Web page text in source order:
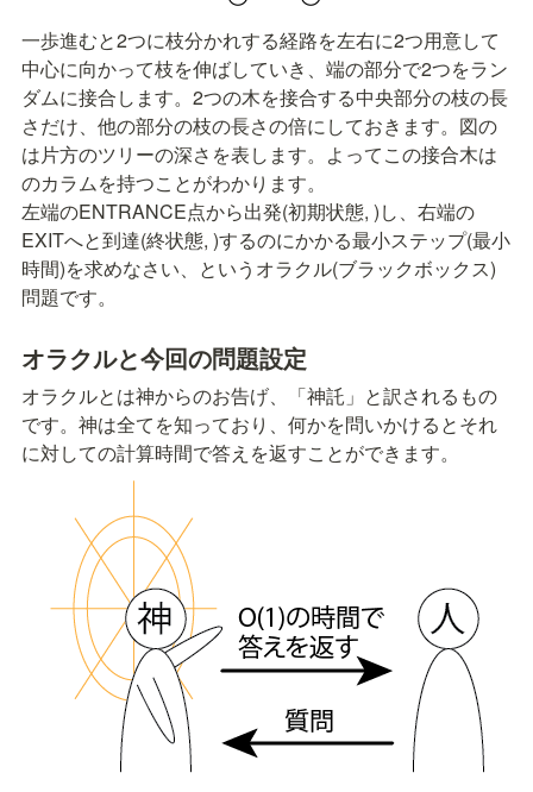
一歩進むと2つに枝分かれする経路を左右に2つ用意して
中心に向かって枝を伸ばしていき、端の部分で2つをラン
ダムに接合します。2つの木を接合する中央部分の枝の長
さだけ、他の部分の枝の長さの倍にしておきます。図の
は片方のツリーの深さを表します。よってこの接合木は
のカラムを持つことがわかります。
左端のENTRANCE点から出発(初期状態, )し、右端の
EXITへと到達(終状態, )するのにかかる最小ステップ(最小
時間)を求めなさい、というオラクル(ブラックボックス)
問題です。
オラクルと今回の問題設定
オラクルとは神からのお告げ、「神託」と訳されるもの
です。神は全てを知っており、何かを問いかけるとそれ
に対しての計算時間で答えを返すことができます。